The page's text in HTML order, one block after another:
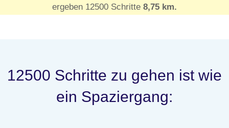
ergeben 12500 Schritte 8,75 km.
12500 Schritte zu gehen ist wie
ein Spaziergang: